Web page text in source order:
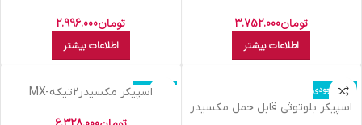
تومان3.752.000
اطلاعات بیشتر
تومان2.996.000
اطلاعات بیشتر
اتمام موجودی
اسپیکر بلوتوثی قابل حمل مکسیدر
اتمام موجودی
اسپيکر مکسيدر2تيکهMX-